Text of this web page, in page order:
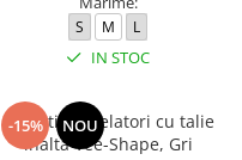
S M L
IN STOC
-15% NOU
Colanti modelatori cu talie
inalta Vee-Shape, Gri